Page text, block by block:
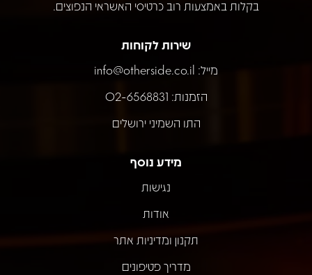
בקלות באמצעות רוב כרטיסי האשראי הנפוצים.
שירות לקוחות
מייל: info@otherside.co.il
הזמנות: 02-6568831
התו השמיני ירושלים
מידע נוסף
נגישות
אודות
תקנון ומדיניות אתר
מדריך פטיפונים